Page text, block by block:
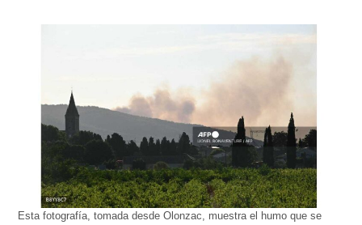
Esta fotografía, tomada desde Olonzac, muestra el humo que se